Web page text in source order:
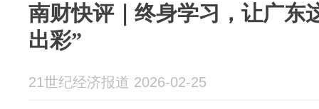
南财快评｜终身学习，让广东
出彩”
21世纪经济报道 2026-02-25